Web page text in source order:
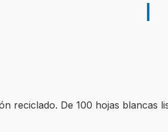
reciclado. De 100 hojas blancas